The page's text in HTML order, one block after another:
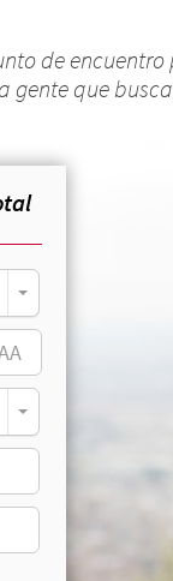
de encuentro
gente que